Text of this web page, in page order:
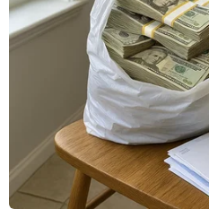
Miss Galaxy Vietnam 2026:
Sân chơi nhan sắc khác
biệt với dấu ấn công nghệ
07/08/2026 07:40